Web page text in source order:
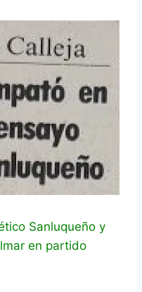
Sanluqueño y
en partido